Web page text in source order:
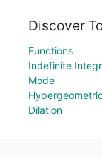
Discover
Functions
Indefinite
Mode
Dilation